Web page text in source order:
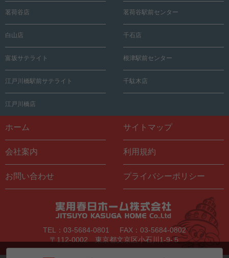
茗荷谷店 茗荷谷駅前センター
白山店 千石店
富坂サテライト 根津駅前センター
江戸川橋駅前サテライト 千駄木店
江戸川橋店
ホーム サイトマップ
会社案内 利用規約
お問い合わせ プライバシーポリシー
TEL：03-5684-0801
FAX：03-5684-0802
〒112-0002 東京都文京区小石川1-9-５